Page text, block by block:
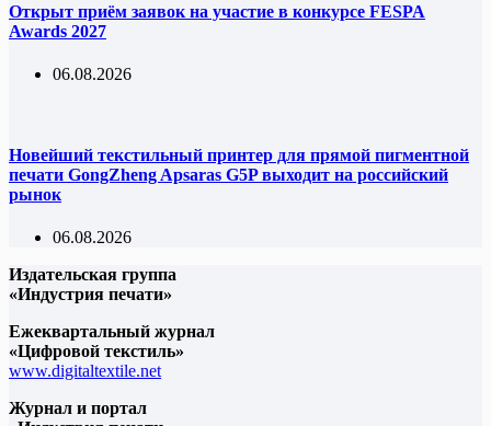
Открыт приём заявок на участие в конкурсе FESPA
Awards 2027
06.08.2026
Новейший текстильный принтер для прямой пигментной
печати GongZheng Apsaras G5P выходит на российский
рынок
06.08.2026
Издательская группа
«Индустрия печати»
Ежеквартальный журнал
«Цифровой текстиль»
www.digitaltextile.net
Журнал и портал